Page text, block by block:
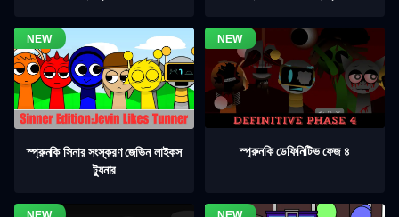
স্প্রুনকি সিনার সংস্করণ জেভিন লাইকস
ট্যুনার
স্প্রুনকি ডেফিনিটিভ ফেজ ৪